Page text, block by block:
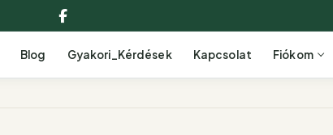
Facebook
Blog Gyakori_Kérdések Kapcsolat Fiókom